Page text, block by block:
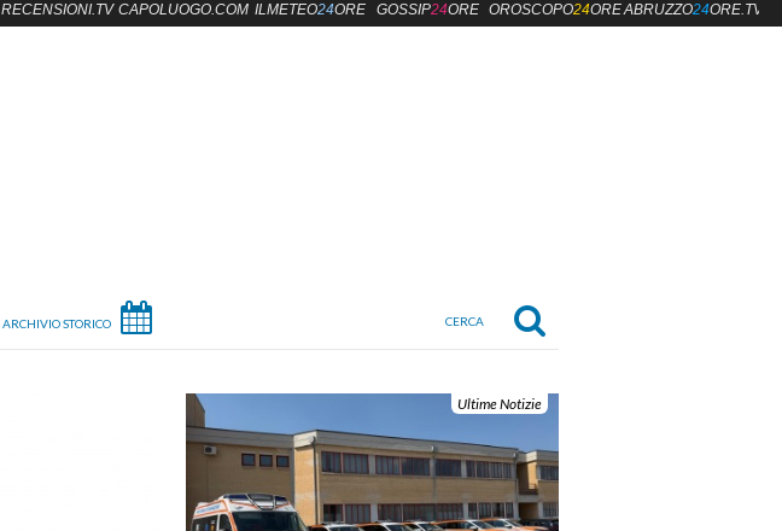
Ultime Notizie
RECENSIONI.TV CAPOLUOGO.COM ILMETEO24ORE GOSSIP24ORE OROSCOPO24OREABRUZZO24ORE.TV